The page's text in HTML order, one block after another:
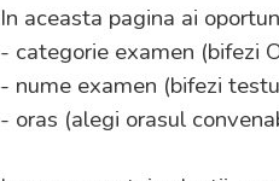
In aceasta pagina ai
- categorie examen (bifezi
- nume examen (bifezi
- oras (alegi orasul